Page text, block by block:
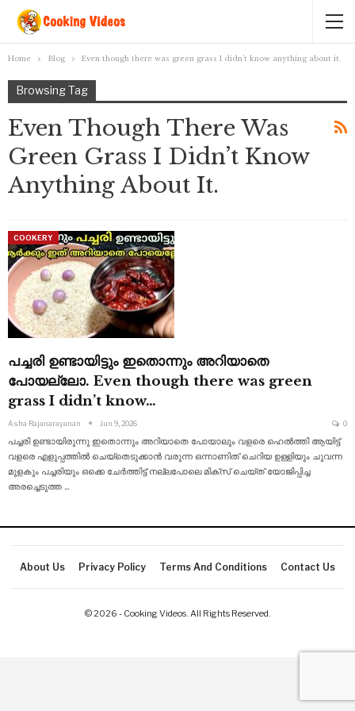
Home Blog Even though there was green grass I didn’t know anything about it.
Browsing Tag
Even Though There Was
Green Grass I Didn’t Know
Anything About It.
COOKERY
പച്ചരി ഉണ്ടായിട്ടും ഇതൊന്നും അറിയാതെ
പോയല്ലോ. Even though there was green
grass I didn’t know…
Asha Rajanarayanan Jun 9, 2026 0
പച്ചരി ഉണ്ടായിരുന്നു ഇതൊന്നും അറിയാതെ പോയാലും വളരെ ഹെൽത്തി ആയിട്ട്
വളരെ എളുപ്പത്തിൽ ചെയ്തെടുക്കാൻ വരുന്ന ഒന്നാണിത് ചെറിയ ഉള്ളിയും ചുവന്ന
മുളകും പച്ചരിയും ഒക്കെ ചേർത്തിട്ട് നല്ലപോലെ മിക്സ് ചെയ്ത് യോജിപ്പിച്ച
അരച്ചെടുത്ത …
About Us Privacy Policy Terms And Conditions Contact Us
© 2026 - Cooking Videos. All Rights Reserved.